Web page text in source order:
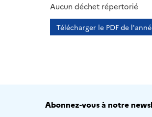
Aucun déchet répertorié
Télécharger le PDF de
Abonnez-vous à notre